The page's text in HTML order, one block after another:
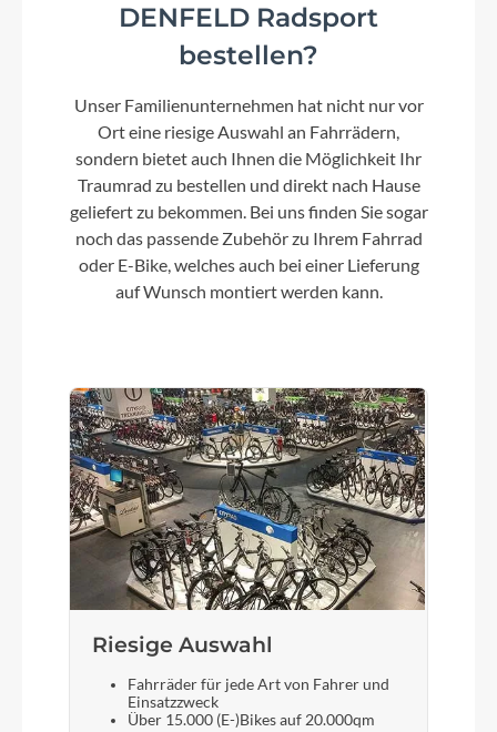
Farbe
Dämpfer
FOX FLOAT DPS, Perf-Series Remote up, Evol LV,
210x50 (Std/Std)
Kette
Vorderrad Nabe
Lapierre by Fastace DF813 , BOOST 15x110, 32H
Schalthebel
Sram SX Eagle 12spd
Bremshebel
Steuersatz
DENFELD Radsport
bestellen?
Unser Familienunternehmen hat nicht nur vor
Ort eine riesige Auswahl an Fahrrädern,
sondern bietet auch Ihnen die Möglichkeit Ihr
Traumrad zu bestellen und direkt nach Hause
geliefert zu bekommen. Bei uns finden Sie sogar
noch das passende Zubehör zu Ihrem Fahrrad
oder E-Bike, welches auch bei einer Lieferung
auf Wunsch montiert werden kann.
Riesige Auswahl
Fahrräder für jede Art von Fahrer und
Einsatzzweck
Über 15.000 (E-)Bikes auf 20.000qm